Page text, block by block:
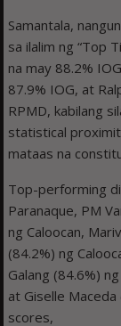
Samantala,
sa ilalim ng “Top
na may 88.2%
87.9% IOG, at
RPMD, kabilang
statistical
mataas na
Top-performing
Paranaque, PM
ng Caloocan,
(84.2%) ng
Galang (84.6%)
at Giselle
scores,